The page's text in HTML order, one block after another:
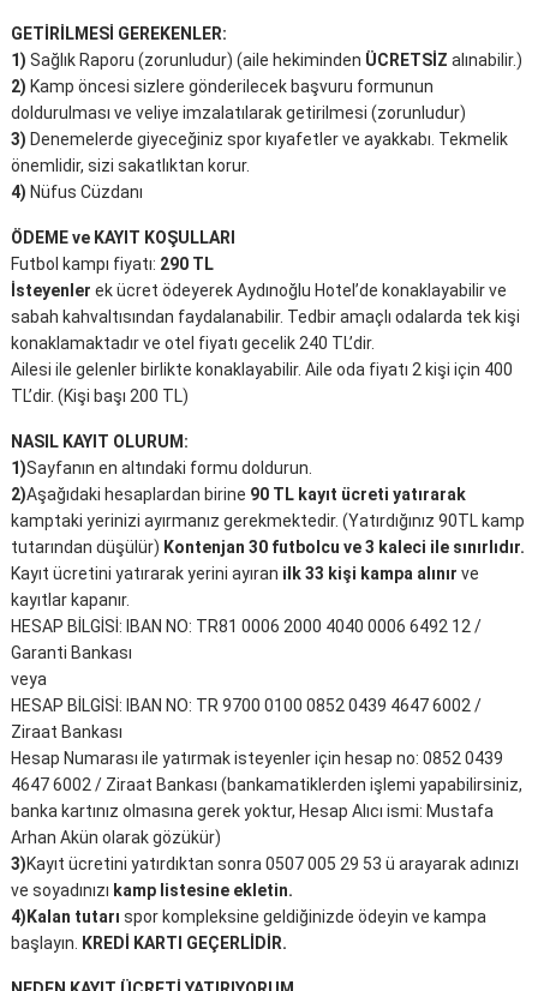
GETİRİLMESİ GEREKENLER:
1) Sağlık Raporu (zorunludur) (aile hekiminden ÜCRETSİZ alınabilir.)
2) Kamp öncesi sizlere gönderilecek başvuru formunun
doldurulması ve veliye imzalatılarak getirilmesi (zorunludur)
3) Denemelerde giyeceğiniz spor kıyafetler ve ayakkabı. Tekmelik
önemlidir, sizi sakatlıktan korur.
4) Nüfus Cüzdanı
ÖDEME ve KAYIT KOŞULLARI
Futbol kampı fiyatı: 290 TL
İsteyenler ek ücret ödeyerek Aydınoğlu Hotel’de konaklayabilir ve
sabah kahvaltısından faydalanabilir. Tedbir amaçlı odalarda tek kişi
konaklamaktadır ve otel fiyatı gecelik 240 TL’dir.
Ailesi ile gelenler birlikte konaklayabilir. Aile oda fiyatı 2 kişi için 400
TL’dir. (Kişi başı 200 TL)
NASIL KAYIT OLURUM:
1)Sayfanın en altındaki formu doldurun.
2)Aşağıdaki hesaplardan birine 90 TL kayıt ücreti yatırarak
kamptaki yerinizi ayırmanız gerekmektedir. (Yatırdığınız 90TL kamp
tutarından düşülür) Kontenjan 30 futbolcu ve 3 kaleci ile sınırlıdır.
Kayıt ücretini yatırarak yerini ayıran ilk 33 kişi kampa alınır ve
kayıtlar kapanır.
HESAP BİLGİSİ: IBAN NO: TR81 0006 2000 4040 0006 6492 12 /
Garanti Bankası
veya
HESAP BİLGİSİ: IBAN NO: TR 9700 0100 0852 0439 4647 6002 /
Ziraat Bankası
Hesap Numarası ile yatırmak isteyenler için hesap no: 0852 0439
4647 6002 / Ziraat Bankası (bankamatiklerden işlemi yapabilirsiniz,
banka kartınız olmasına gerek yoktur, Hesap Alıcı ismi: Mustafa
Arhan Akün olarak gözükür)
3)Kayıt ücretini yatırdıktan sonra 0507 005 29 53 ü arayarak adınızı
ve soyadınızı kamp listesine ekletin.
4) Kalan tutarı spor kompleksine geldiğinizde ödeyin ve kampa
başlayın.
KREDİ KARTI GEÇERLİDİR.